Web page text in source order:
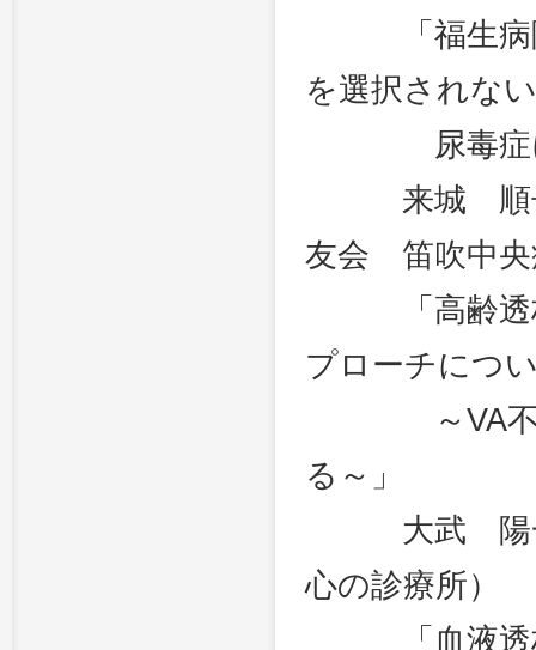
「福生病院
を選択されな
尿毒症に
来城 順子
友会 笛吹中
「高齢透析
プローチにつ
～VA不全
る～」
大武 陽一
心の診療所）
「血液透析